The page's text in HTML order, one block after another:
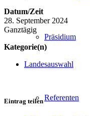
Präsidium
Referenten
Datum/Zeit
28. September 2024
Ganztägig
Kategorie(n)
Landesauswahl
Eintrag teilen